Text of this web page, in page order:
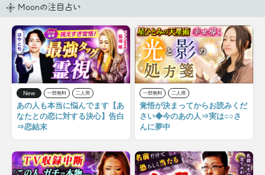
Moonの注目占い
New 一部無料 二人用
あの人も本当に悩んでます【あ
なたとの恋に対する決心】告白
⇒恋結末
一部無料 二人用
覚悟が決まってからお読みくだ
さい◆今のあの人⇒実は○○さ
んに夢中